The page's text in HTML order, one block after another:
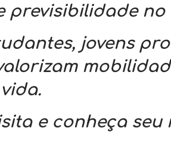
previsibilidade no
jovens
e conheça seu